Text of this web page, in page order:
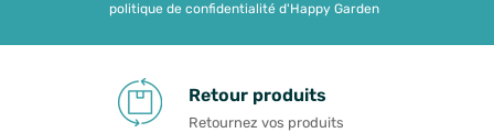
politique de confidentialité d'Happy Garden
Retour produits
Retournez vos produits